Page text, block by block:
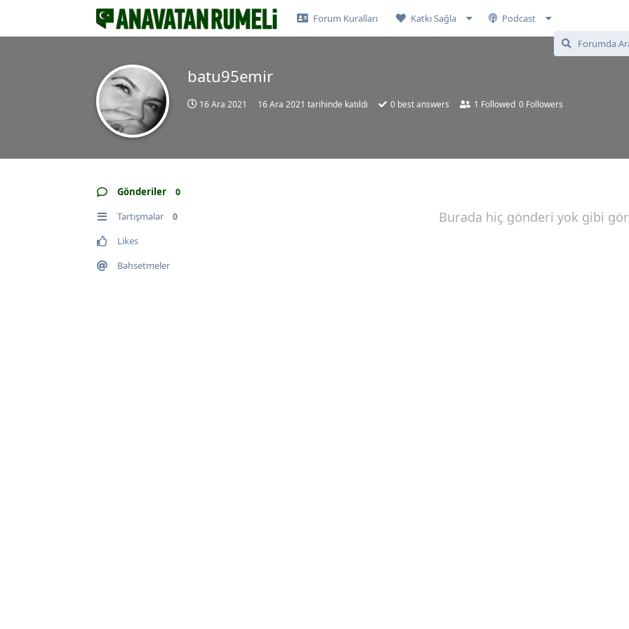
Forum Kuralları Katkı Sağla Podcast
batu95emir
16 Ara 2021 16 Ara 2021 tarihinde katıldı 0 best answers 1 Followed 0 Followers
Gönderiler 0
Tartışmalar 0
Likes
Bahsetmeler
Burada hiç gönderi yok gibi